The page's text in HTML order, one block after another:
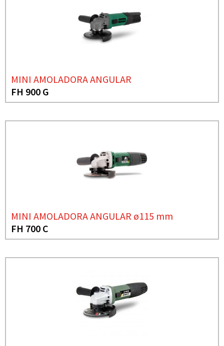
MINI AMOLADORA ANGULAR
FH 900 G
MINI AMOLADORA ANGULAR ø115 mm
FH 700 C